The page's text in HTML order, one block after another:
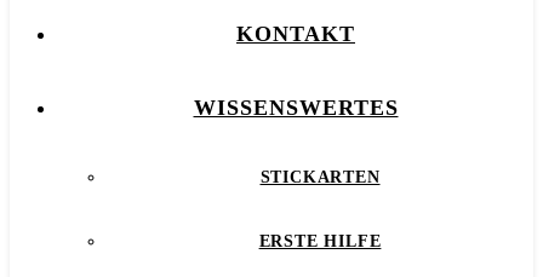
KONTAKT
WISSENSWERTES
STICKARTEN
ERSTE HILFE